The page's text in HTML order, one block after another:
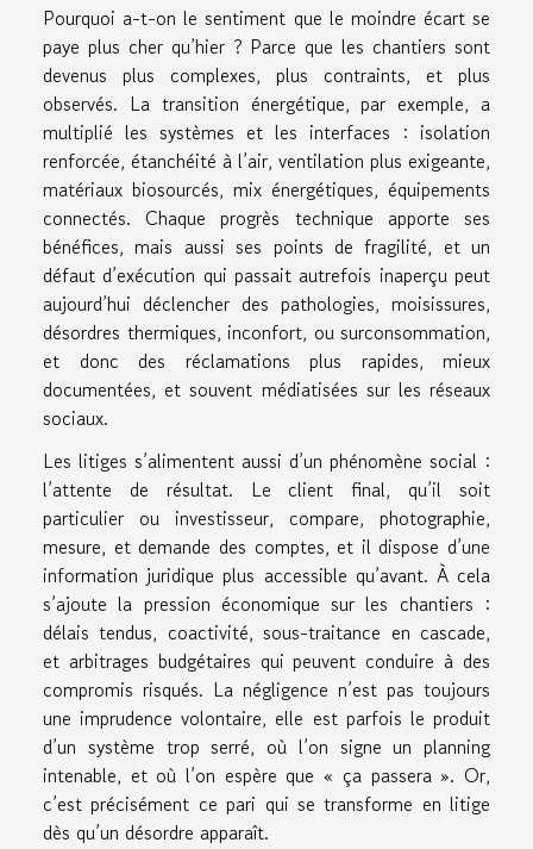
Pourquoi a-t-on le sentiment que le moindre écart se
paye plus cher qu’hier ? Parce que les chantiers sont
devenus plus complexes, plus contraints, et plus
observés. La transition énergétique, par exemple, a
multiplié les systèmes et les interfaces : isolation
renforcée, étanchéité à l’air, ventilation plus exigeante,
matériaux biosourcés, mix énergétiques, équipements
connectés. Chaque progrès technique apporte ses
bénéfices, mais aussi ses points de fragilité, et un
défaut d’exécution qui passait autrefois inaperçu peut
aujourd’hui déclencher des pathologies, moisissures,
désordres thermiques, inconfort, ou surconsommation,
et donc des réclamations plus rapides, mieux
documentées, et souvent médiatisées sur les réseaux
sociaux.
Les litiges s’alimentent aussi d’un phénomène social :
l’attente de résultat. Le client final, qu’il soit
particulier ou investisseur, compare, photographie,
mesure, et demande des comptes, et il dispose d’une
information juridique plus accessible qu’avant. À cela
s’ajoute la pression économique sur les chantiers :
délais tendus, coactivité, sous-traitance en cascade,
et arbitrages budgétaires qui peuvent conduire à des
compromis risqués. La négligence n’est pas toujours
une imprudence volontaire, elle est parfois le produit
d’un système trop serré, où l’on signe un planning
intenable, et où l’on espère que « ça passera ». Or,
c’est précisément ce pari qui se transforme en litige
dès qu’un désordre apparaît.